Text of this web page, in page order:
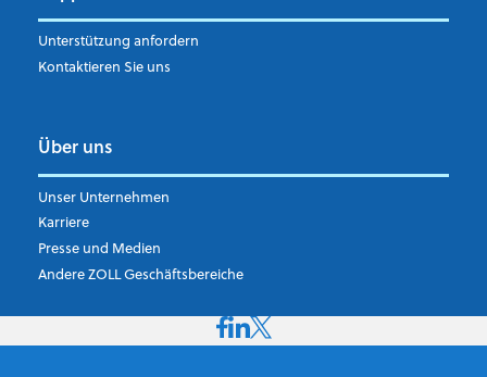
Unterstützung anfordern
Kontaktieren Sie uns
Über uns
Unser Unternehmen
Karriere
Presse und Medien
Andere ZOLL Geschäftsbereiche